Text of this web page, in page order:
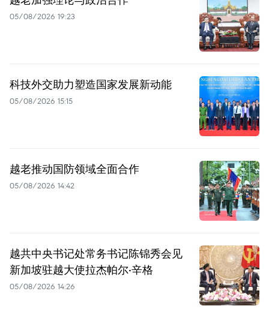
05/08/2026 19:23
科技外交助力塑造国家发展新动能
05/08/2026 15:15
越老推动国防领域全面合作
05/08/2026 14:42
越共中央书记处常务书记陈锦秀会见
新加坡驻越大使拉杰帕尔·辛格
05/08/2026 14:26